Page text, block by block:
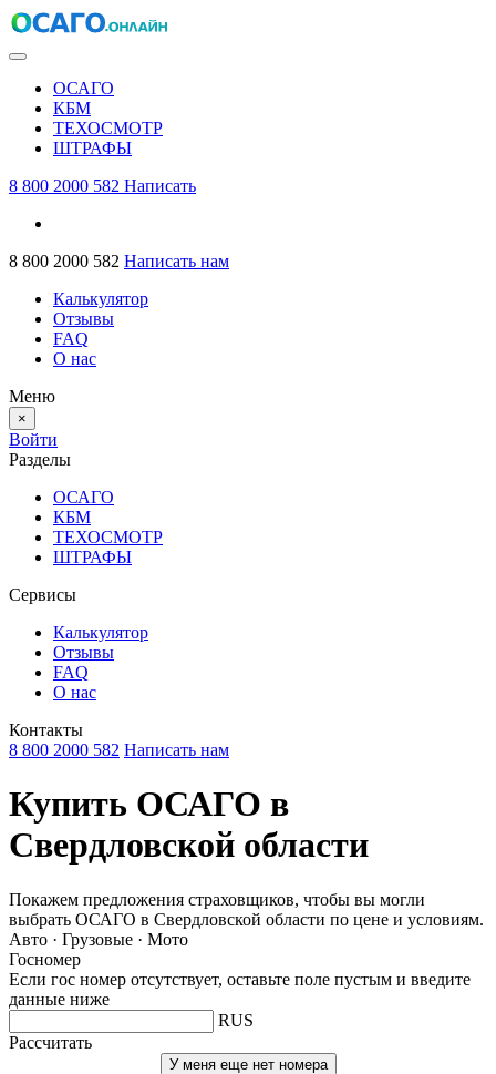
ОСАГО
КБМ
ТЕХОСМОТР
ШТРАФЫ
8 800 2000 582 Написать
8 800 2000 582 Написать нам
Калькулятор
Отзывы
FAQ
О нас
Меню
×
Войти
Разделы
ОСАГО
КБМ
ТЕХОСМОТР
ШТРАФЫ
Сервисы
Калькулятор
Отзывы
FAQ
О нас
Контакты
8 800 2000 582 Написать нам
Купить ОСАГО в
Свердловской области
Покажем предложения страховщиков, чтобы вы могли
выбрать ОСАГО в Свердловской области по цене и условиям.
Авто · Грузовые · Мото
Госномер
Если гос номер отсутствует, оставьте поле пустым и введите
данные ниже
RUS
Рассчитать
У меня еще нет номера